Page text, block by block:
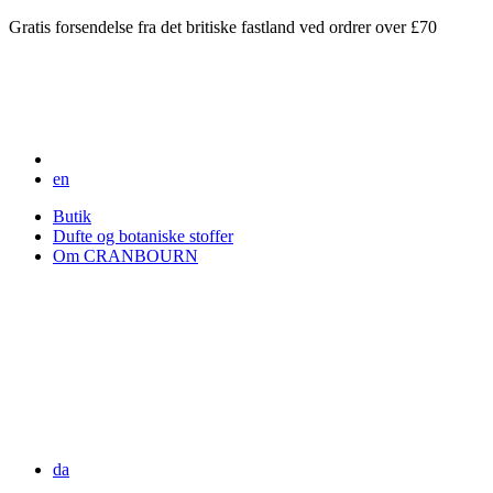
Gratis forsendelse fra det britiske fastland ved ordrer over £70
en
Butik
Dufte og botaniske stoffer
Om CRANBOURN
da